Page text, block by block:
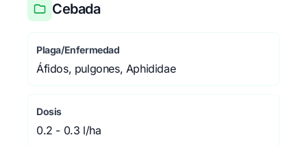
Cebada
Plaga/Enfermedad
Áfidos, pulgones, Aphididae
Dosis
0.2 - 0.3 l/ha